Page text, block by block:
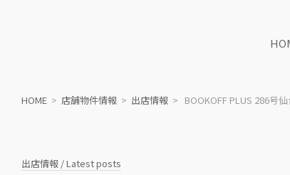
HOME > 店舗物件情報 > 出店情報 > BOOKOFF PLUS 286号
出店情報 / Latest posts